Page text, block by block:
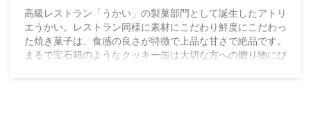
高級レストラン「うかい」の製菓部門として誕生したアトリ
エうかい。レストラン同様に素材にこだわり鮮度にこだわっ
た焼き菓子は、食感の良さが特徴で上品な甘さで絶品です。
まるで宝石箱のようなクッキー缶は大切な方への贈り物にぴ